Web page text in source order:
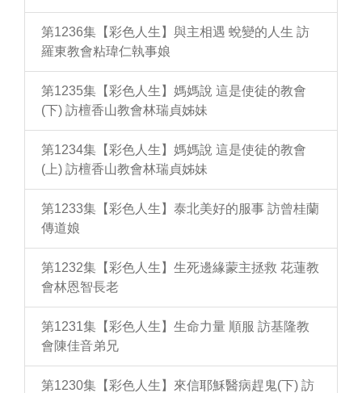
第1236集【彩色人生】與主相遇 蛻變的人生 訪
羅東教會粘瑋仁執事娘
第1235集【彩色人生】媽媽說 這是使徒的教會
(下) 訪檀香山教會林瑞貞姊妹
第1234集【彩色人生】媽媽說 這是使徒的教會
(上) 訪檀香山教會林瑞貞姊妹
第1233集【彩色人生】泰北美好的服事 訪曾桂蘭
傳道娘
第1232集【彩色人生】生死邊緣蒙主拯救 花蓮教
會林恩智長老
第1231集【彩色人生】生命力量 順服 訪基隆教
會陳佳音弟兄
第1230集【彩色人生】來信耶穌醫病趕鬼(下) 訪